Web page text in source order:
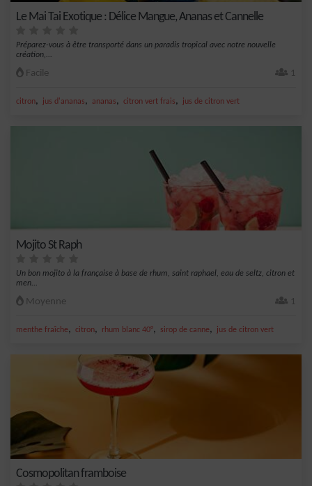
Le Mai Tai Exotique : Délice Mangue, Ananas et Cannelle
Préparez-vous à être transporté dans un paradis tropical avec notre nouvelle
création,...
Facile 1
citron, jus d'ananas, ananas, citron vert frais, jus de citron vert
Mojito St Raph
Un bon mojito à la française à base de rhum, saint raphael, eau de seltz, citron et
men...
Moyenne 1
menthe fraîche, citron, rhum blanc 40°, sirop de canne, jus de citron vert
Cosmopolitan framboise